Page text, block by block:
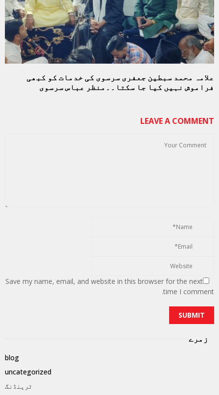
علامہ محمد سبطین جعفری سرسوی کی خدمات کو کبھی
فراموش نہیں کیا جا سکتا۔۔منظر عباس سرسوی
LEAVE A COMMENT
Save my name, email, and website in this browser for the next
time I comment.
زمرے
blog
uncategorized
ٹرینڈنگ